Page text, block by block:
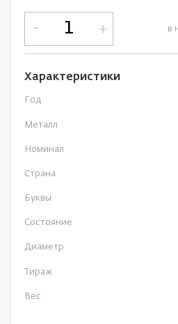
в
- +
Характеристики
Год
Металл
Номинал
Страна
Буквы
Состояние
Диаметр
Тираж
Вес